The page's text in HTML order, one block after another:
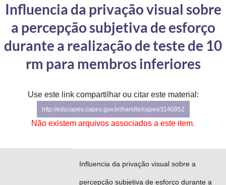
Controladoria-Geral da União
Ministério da Mulher, da Família e dos Direitos Humanos
Gabinete de Segurança Institucional
Advocacia-Geral da União
Influencia da privação visual sobre
a percepção subjetiva de esforço
durante a realização de teste de 10
rm para membros inferiores
Use este link compartilhar ou citar este material:
http://educapes.capes.gov.br/handle/capes/1140952
Não existem arquivos associados a este item.
Influencia da privação visual sobre a
percepção subjetiva de esforço durante a